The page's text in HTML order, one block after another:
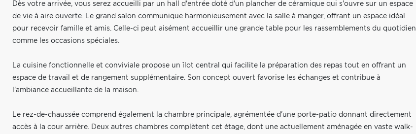
Dès votre arrivée, vous serez accueilli par un hall d'entrée doté d'un plancher de céramique qui s'ouvre sur un espace
de vie à aire ouverte. Le grand salon communique harmonieusement avec la salle à manger, offrant un espace idéal
pour recevoir famille et amis. Celle-ci peut aisément accueillir une grande table pour les rassemblements du quotidien
comme les occasions spéciales.
La cuisine fonctionnelle et conviviale propose un îlot central qui facilite la préparation des repas tout en offrant un
espace de travail et de rangement supplémentaire. Son concept ouvert favorise les échanges et contribue à
l'ambiance accueillante de la maison.
Le rez-de-chaussée comprend également la chambre principale, agrémentée d'une porte-patio donnant directement
accès à la cour arrière. Deux autres chambres complètent cet étage, dont une actuellement aménagée en vaste walk-